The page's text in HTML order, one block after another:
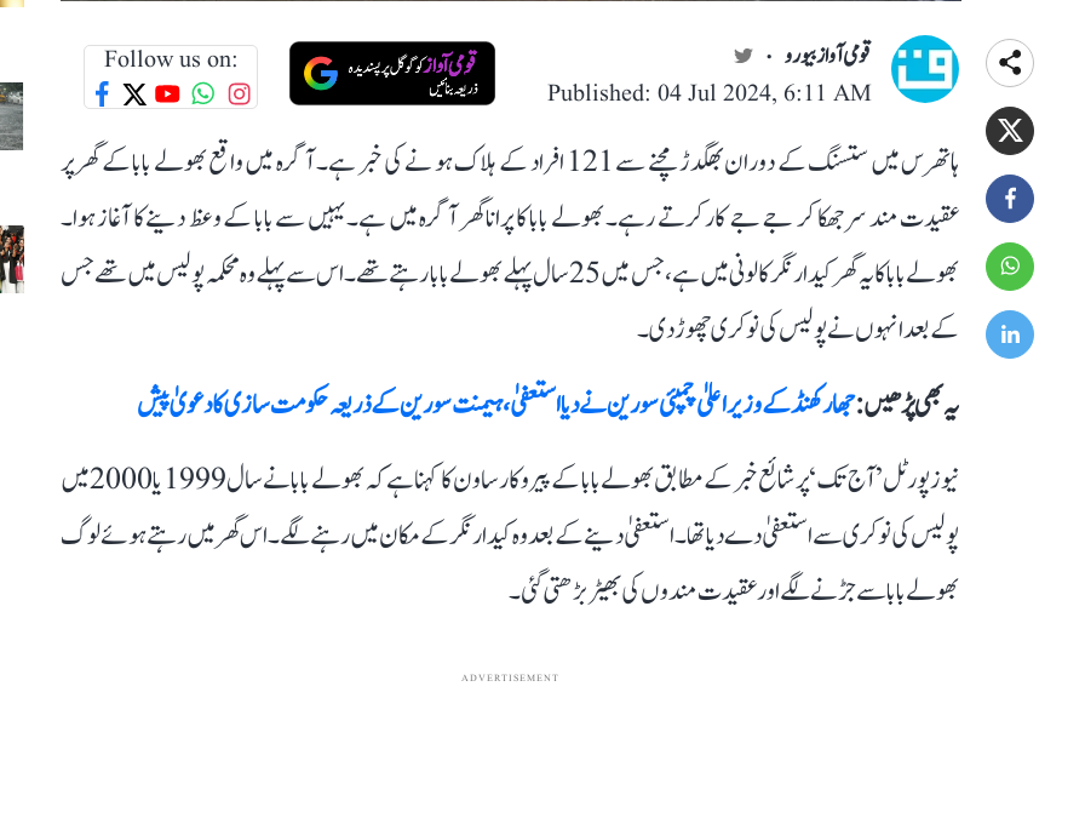
قومی آواز بیورو
Published: 04 Jul 2024, 6:11 AM
Follow us on:
ہاتھرس میں ستسنگ کے دوران بھگدڑ مچنے سے 121 افراد کے ہلاک ہو نے کی خبر ہے۔ آگرہ میں واقع بھولے بابا کے گھر پر
عقیدت مند سر جھکا کر جے جے کار کرتے رہے۔ بھولے بابا کا پرانا گھر آگرہ میں ہے۔ یہیں سے بابا کے وعظ دینےکا آغاز ہوا۔
بھولے بابا کا یہ گھر کیدار نگر کالونی میں ہے، جس میں 25 سال پہلے بھولے بابا رہتے تھے۔ اس سے پہلے وہ محکمہ پولیس میں تھے جس
کے بعد انہوں نے پولیس کی نوکری چھوڑ دی۔
یہ بھی پڑھیں :جھارکھنڈ کے وزیر اعلیٰ چمپئی سورین نے دیا استعفیٰ، ہیمنت سورین کے ذریعہ حکومت سازی کا دعویٰ پیش
نیوز پورٹل ’آج تک‘ پر شائع خبر کے مطابق بھولے بابا کے پیروکار ساون کا کہنا ہے کہ بھولے بابا نے سال 1999 یا 2000 میں
پولیس کی نوکری سے استعفیٰ دے دیا تھا۔ استعفیٰ دینے کے بعد وہ کیدار نگر کے مکان میں رہنے لگے۔ اس گھر میں رہتے ہوئے لوگ
بھولے بابا سے جڑنے لگے اور عقیدت مندوں کی بھیڑ بڑھتی گئی۔
ADVERTISEMENT